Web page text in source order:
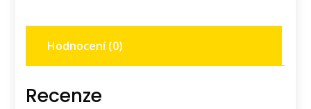
Hodnocení (0)
Recenze